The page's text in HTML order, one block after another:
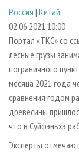
СУШКА
ЦБП
ПЕРСОНЫ
МОБИЛЬНЫЕ
RUSSIAN
ГАЗЕТА
БИБЛИОТЕКА
КОНТАКТЫ
РЕКЛАМА
РЕКЛАМА НА
Россия | Китай
02.06.2021 10:00
Портал «ТКС» со
лесные грузы
пограничного
месяца 2021 года
сравнения годом
древесины
что в Суйфэньхэ
Эксперты